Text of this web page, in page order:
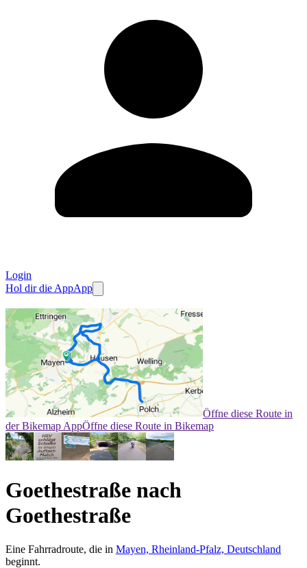
Login
Hol dir die AppApp
Öffne diese Route in
der Bikemap AppÖffne diese Route in Bikemap
Goethestraße nach
Goethestraße
Eine Fahrradroute, die in Mayen, Rheinland-Pfalz, Deutschland
beginnt.